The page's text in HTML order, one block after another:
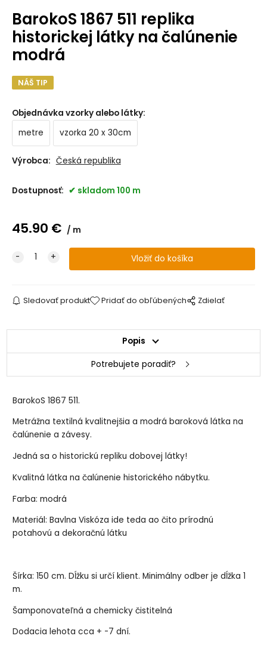
BarokoS 1867 511 replika
historickej látky na čalúnenie
modrá
NÁŠ TIP
Objednávka vzorky alebo látky:
metre
vzorka 20 x 30cm
Výrobca: Česká republika
Dostupnosť: skladom 100 m
45.90 € m
Sledovať produkt Pridať do obľúbených Zdielať
Popis
Potrebujete poradiť?
BarokoS 1867 511.
Metrážna textilná kvalitnejšia a modrá baroková látka na
čalúnenie a závesy.
Jedná sa o historickú repliku dobovej látky!
Kvalitná látka na čalúnenie historického nábytku.
Farba: modrá
Materiál: Bavlna Viskóza ide teda ao čito prírodnú
potahovú a dekoračnú látku
Šírka: 150 cm. Dĺžku si určí klient. Minimálny odber je dĺžka 1
m.
Šamponovateľná a chemicky čistitelná
Dodacia lehota cca + -7 dní.